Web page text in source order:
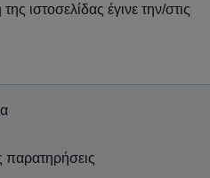
ιστοσελίδας έγινε την/στις
παρατηρήσεις